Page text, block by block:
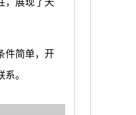
件简单，开
。